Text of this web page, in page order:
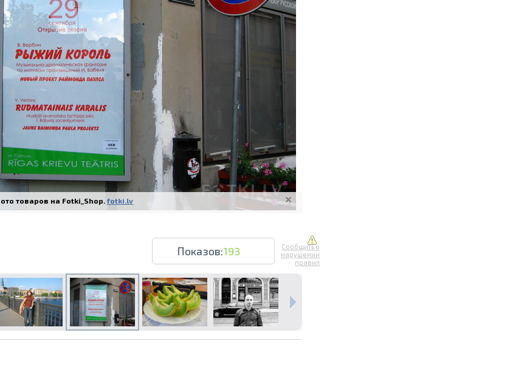
Печать в течение 1 часа в Риге – закажите онлайн
форматы и виды бумаги для ваших фотографий
Доставка по всей Латвии или самовывоз
товаров на Fotki_Shop. fotki.lv
Показов:193
Сообщить о
нарушении
правил